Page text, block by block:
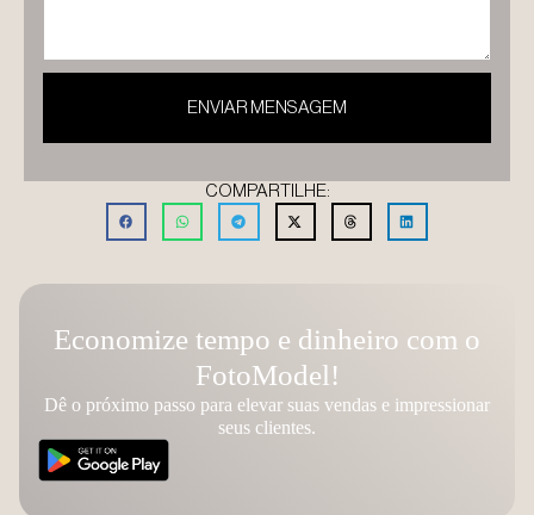
ENVIAR MENSAGEM
COMPARTILHE:
Economize tempo e dinheiro com o
FotoModel!
Dê o próximo passo para elevar suas vendas e impressionar
seus clientes.